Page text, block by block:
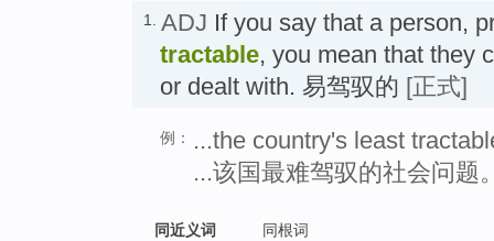
1. ADJ If you say that a person,
tractable, you mean that they
or dealt with. 易驾驭的 [正式]
例：
...the country's least
...该国最难驾驭的社会问题
同近义词 同根词